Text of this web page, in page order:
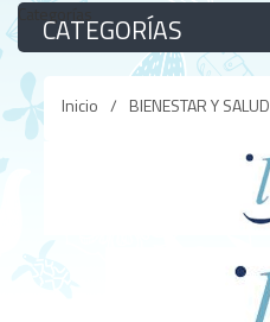
Categorías
Inicio / BIENESTAR Y SALUD